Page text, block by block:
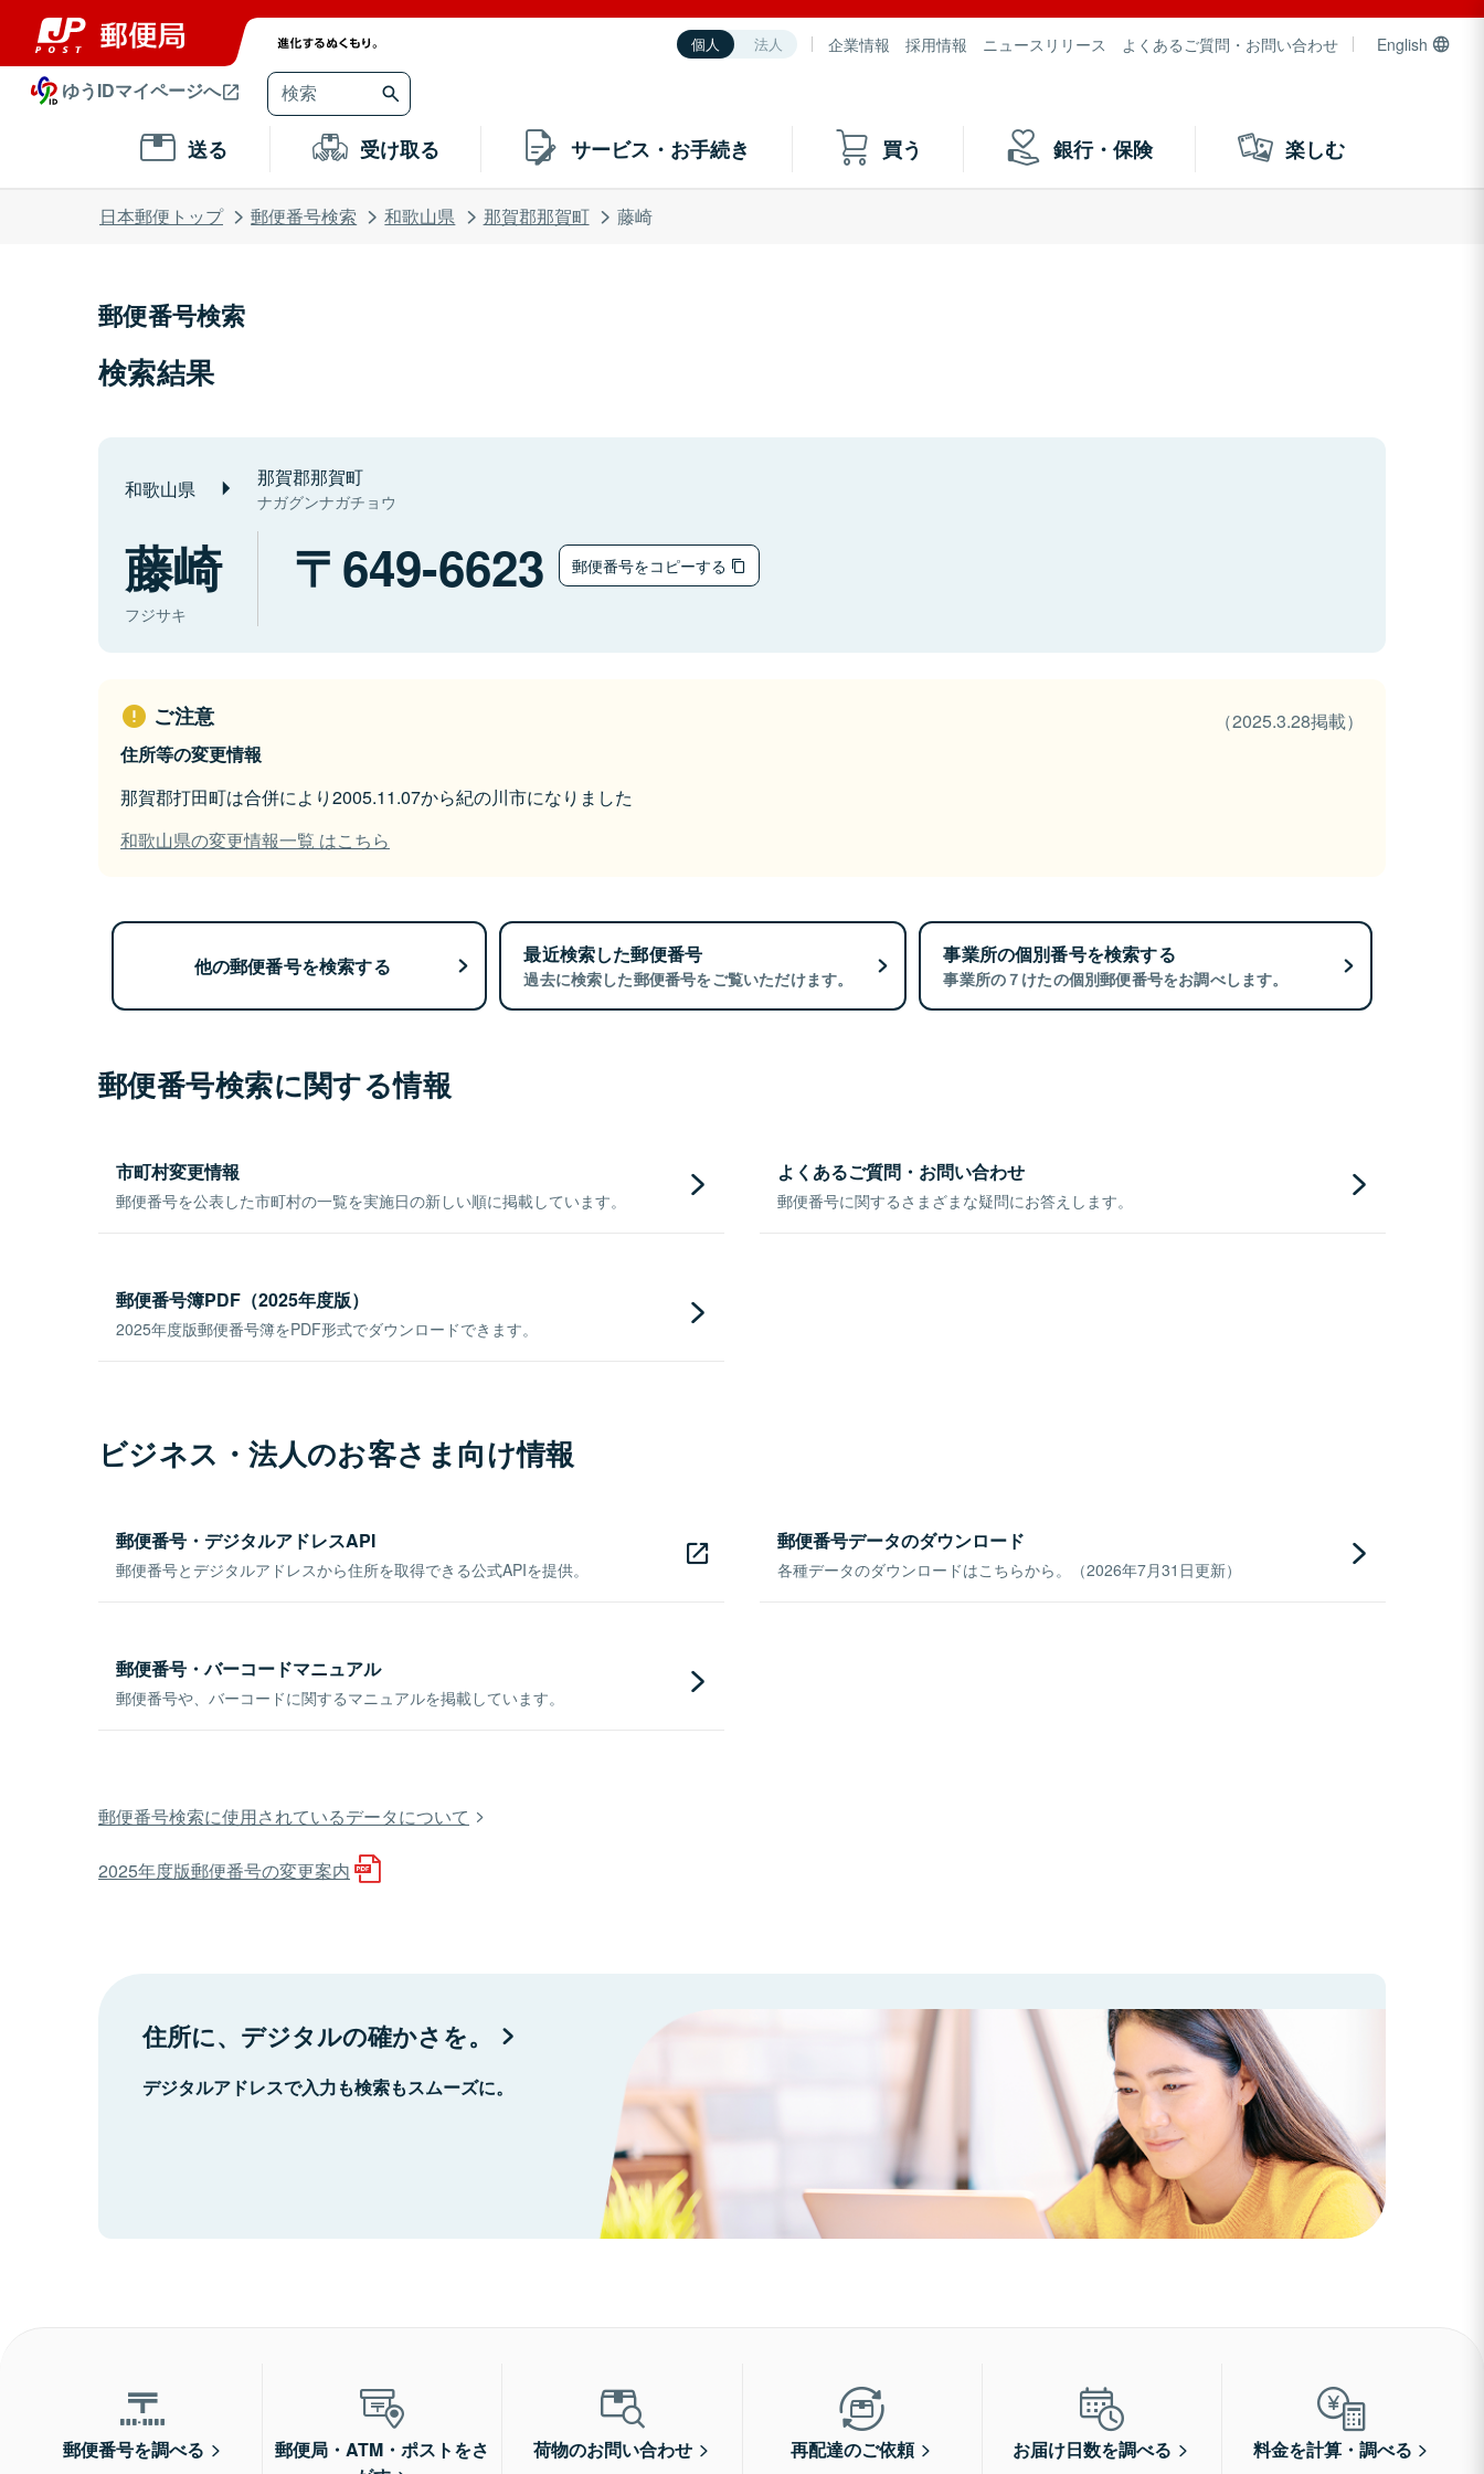
個人 法人 企業情報 採用情報 ニュースリリース よくあるご質問・お問い合わせ English
ゆうIDマイページへ
送る 受け取る サービス・お手続き 買う 銀行・保険 楽しむ
日本郵便トップ 郵便番号検索 和歌山県 那賀郡那賀町 藤崎
郵便番号検索
検索結果
和歌山県 那賀郡那賀町
ナガグンナガチョウ
藤崎
フジサキ
649-6623 郵便番号をコピーする
ご注意
（2025.3.28掲載）
住所等の変更情報
那賀郡打田町は合併により2005.11.07から紀の川市になりました
和歌山県の変更情報一覧 はこちら
他の郵便番号を検索する 最近検索した郵便番号
過去に検索した郵便番号をご覧いただけます。
事業所の個別番号を検索する
事業所の７けたの個別郵便番号をお調べします。
郵便番号検索に関する情報
市町村変更情報
郵便番号を公表した市町村の一覧を実施日の新しい順に掲載しています。
よくあるご質問・お問い合わせ
郵便番号に関するさまざまな疑問にお答えします。
郵便番号簿PDF（2025年度版）
2025年度版郵便番号簿をPDF形式でダウンロードできます。
ビジネス・法人のお客さま向け情報
郵便番号・デジタルアドレスAPI
郵便番号とデジタルアドレスから住所を取得できる公式APIを提供。
郵便番号データのダウンロード
各種データのダウンロードはこちらから。（2026年7月31日更新）
郵便番号・バーコードマニュアル
郵便番号や、バーコードに関するマニュアルを掲載しています。
郵便番号検索に使用されているデータについて
2025年度版郵便番号の変更案内
住所に、デジタルの確かさを。
デジタルアドレスで入力も検索もスムーズに。
郵便番号を調べる
郵便局・ATM・ポストをさ
荷物のお問い合わせ 再配達のご依頼 お届け日数を調べる 料金を計算・調べる